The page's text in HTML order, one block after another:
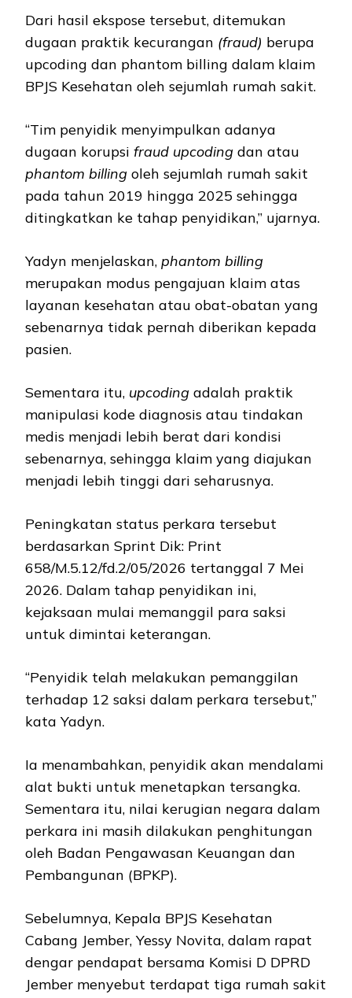
Dari hasil ekspose tersebut, ditemukan
dugaan praktik kecurangan (fraud) berupa
upcoding dan phantom billing dalam klaim
BPJS Kesehatan oleh sejumlah rumah sakit.
“Tim penyidik menyimpulkan adanya
dugaan korupsi fraud upcoding dan atau
phantom billing oleh sejumlah rumah sakit
pada tahun 2019 hingga 2025 sehingga
ditingkatkan ke tahap penyidikan,” ujarnya.
Yadyn menjelaskan, phantom billing
merupakan modus pengajuan klaim atas
layanan kesehatan atau obat-obatan yang
sebenarnya tidak pernah diberikan kepada
pasien.
Sementara itu, upcoding adalah praktik
manipulasi kode diagnosis atau tindakan
medis menjadi lebih berat dari kondisi
sebenarnya, sehingga klaim yang diajukan
menjadi lebih tinggi dari seharusnya.
Peningkatan status perkara tersebut
berdasarkan Sprint Dik: Print
658/M.5.12/fd.2/05/2026 tertanggal 7 Mei
2026. Dalam tahap penyidikan ini,
kejaksaan mulai memanggil para saksi
untuk dimintai keterangan.
“Penyidik telah melakukan pemanggilan
terhadap 12 saksi dalam perkara tersebut,”
kata Yadyn.
Ia menambahkan, penyidik akan mendalami
alat bukti untuk menetapkan tersangka.
Sementara itu, nilai kerugian negara dalam
perkara ini masih dilakukan penghitungan
oleh Badan Pengawasan Keuangan dan
Pembangunan (BPKP).
Sebelumnya, Kepala BPJS Kesehatan
Cabang Jember, Yessy Novita, dalam rapat
dengar pendapat bersama Komisi D DPRD
Jember menyebut terdapat tiga rumah sakit